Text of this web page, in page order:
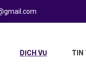
DỊCH VỤ TIN